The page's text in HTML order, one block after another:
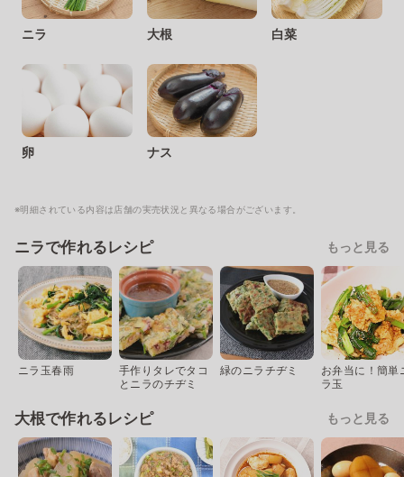
ニラ 大根 白菜
卵 ナス
※明細されている内容は店舗の実売状況と異なる場合がございます。
ニラで作れるレシピ もっと見る
ニラ玉春雨
手作りタレでタコ
とニラのチヂミ
緑のニラチヂミ
お弁当に！簡単
ラ玉
大根で作れるレシピ もっと見る